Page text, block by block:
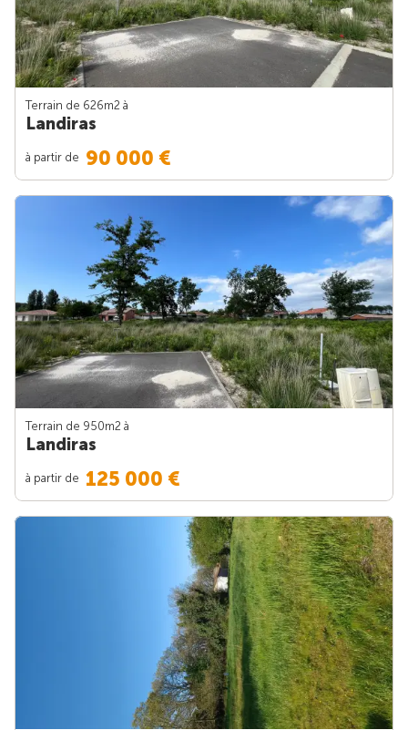
Terrain de 626m2 à
Landiras
à partir de 90 000 €
Terrain de 950m2 à
Landiras
à partir de 125 000 €